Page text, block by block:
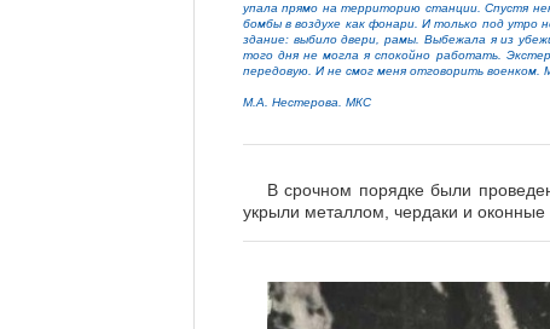
упала прямо на территорию станции. Спустя
бомбы в воздухе как фонари. И только под утро
здание: выбило двери, рамы. Выбежала я из
того дня не могла я спокойно работать.
передовую. И не смог меня отговорить
М.А. Нестерова. МКС
В срочном порядке были
укрыли металлом, чердаки и